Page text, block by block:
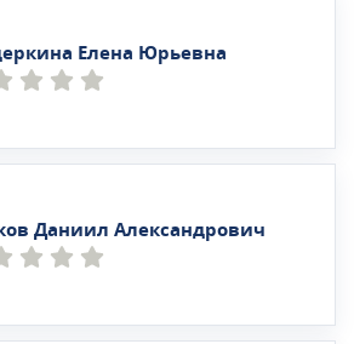
Елена Юрьевна
Даниил Александрович